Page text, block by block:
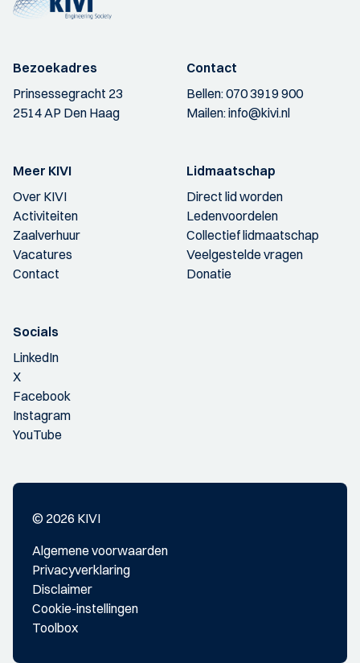
Bezoekadres
Prinsessegracht 23
2514 AP Den Haag
Contact
Bellen:070 3919 900
Mailen:info@kivi.nl
Meer KIVI
Over KIVI
Activiteiten
Zaalverhuur
Vacatures
Contact
Lidmaatschap
Direct lid worden
Ledenvoordelen
Collectief lidmaatschap
Veelgestelde vragen
Donatie
Socials
LinkedIn
X
Facebook
Instagram
YouTube
© 2026 KIVI
Algemene voorwaarden
Privacyverklaring
Disclaimer
Cookie-instellingen
Toolbox